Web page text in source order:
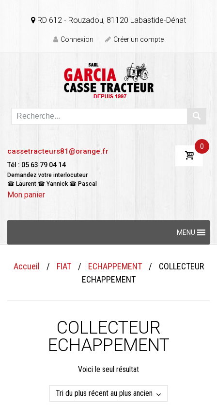
RD 612 - Rouzadou, 81120 Labastide-Dénat
Connexion Créer un compte
cassetracteurs81@orange.fr
Tél : 05 63 79 04 14
Demandez votre interlocuteur
☎ Laurent ☎ Yannick ☎ Pascal
Mon panier
0
MENU
Accueil / FIAT / ECHAPPEMENT /
COLLECTEUR
ECHAPPEMENT
COLLECTEUR
ECHAPPEMENT
Voici le seul résultat